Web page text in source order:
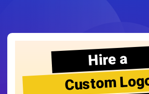
Hire a
Custom